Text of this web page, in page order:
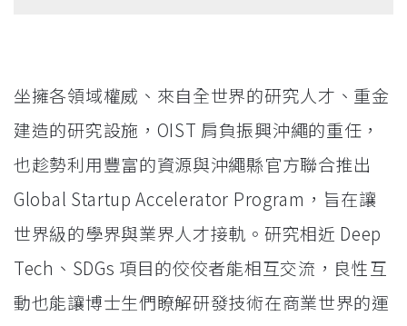
坐擁各領域權威、來自全世界的研究人才、重金
建造的研究設施，OIST 肩負振興沖繩的重任，
也趁勢利用豐富的資源與沖繩縣官方聯合推出
Global Startup Accelerator Program，旨在讓
世界級的學界與業界人才接軌。研究相近 Deep
Tech、SDGs 項目的佼佼者能相互交流，良性互
動也能讓博士生們瞭解研發技術在商業世界的運